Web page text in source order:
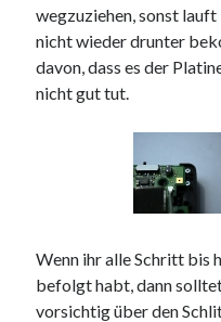
wegzuziehen, sonst
nicht wieder drunter
davon, dass es der
nicht gut tut.
Wenn ihr alle Schritt bis
befolgt habt, dann
vorsichtig über den